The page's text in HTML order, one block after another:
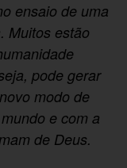
ensaio de uma
Muitos estão
pode gerar
modo de
e com a
de Deus.